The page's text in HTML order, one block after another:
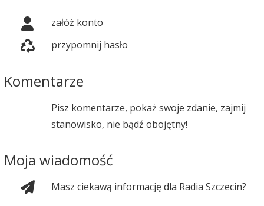
załóż konto
przypomnij hasło
Komentarze
Pisz komentarze, pokaż swoje zdanie, zajmij
stanowisko, nie bądź obojętny!
Moja wiadomość
Masz ciekawą informację dla Radia Szczecin?